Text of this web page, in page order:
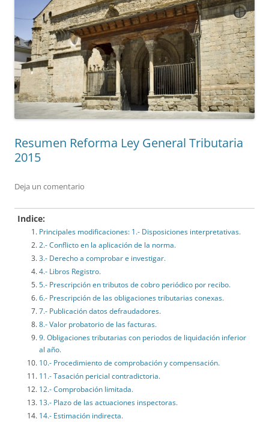
Resumen Reforma Ley General Tributaria
2015
Deja un comentario
Indice:
Principales modificaciones: 1.- Disposiciones interpretativas.
2.- Conflicto en la aplicación de la norma.
3.- Derecho a comprobar e investigar.
4.- Libros Registro.
5.- Prescripción en tributos de cobro periódico por recibo.
6.- Prescripción de las obligaciones tributarias conexas.
7.- Publicación datos defraudadores.
8.- Valor probatorio de las facturas.
9. Obligaciones tributarias con periodos de liquidación inferior
al año.
10.- Procedimiento de comprobación y compensación.
11.- Tasación pericial contradictoria.
12.- Comprobación limitada.
13.- Plazo de las actuaciones inspectoras.
14.- Estimación indirecta.